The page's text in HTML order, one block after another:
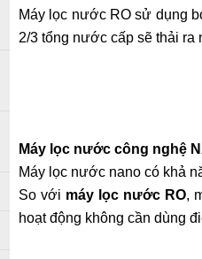
Máy lọc nước RO sử dụng
2/3 tổng nước cấp sẽ thải ra
Máy lọc nước công nghệ
Máy lọc nước nano có khả
So với máy lọc nước RO,
hoạt động không cần dùng